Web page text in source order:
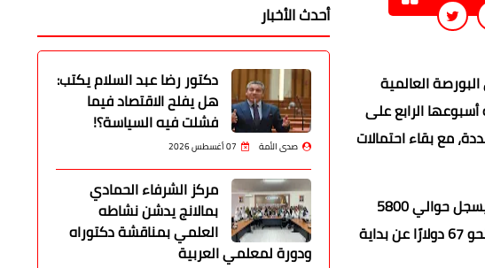
العالمية
الرابع على
مع بقاء احتمالات
وقال الدكتور وليد فاروق، مدير مرصد الذهب للدراسات الاقتصادية، إن سعر جرام الذهب عيار 21 ارتفع بنحو 55 جنيهًا ليسجل حوالي 5800
جنيه، مقارنة بإغلاق تعاملات أمس، فيما أنهت الأوقية العالمية تداولات الأسبوع عند مستوى 4088 دولارًا، منخفضة بنحو 67 دولارًا عن بداية
أحدث الأخبار
دكتور رضا عبد السلام يكتب:
هل يفلح الاقتصاد فيما
فشلت فيه السياسة؟!
صدى الأمة 07 أغسطس 2026
مركز الشرفاء الحمادي
بمالانج يدشن نشاطه
العلمي بمناقشة دكتوراه
ودورة لمعلمي العربية